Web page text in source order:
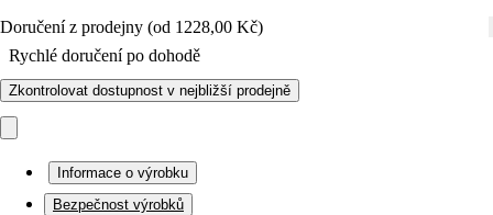
Doručení z prodejny (od 1228,00 Kč)
Rychlé doručení po dohodě
Zkontrolovat dostupnost v nejbližší prodejně
Informace o výrobku
Bezpečnost výrobků